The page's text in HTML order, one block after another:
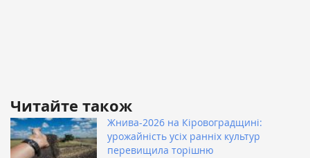
Читайте також
Жнива-2026 на Кіровоградщині:
урожайність усіх ранніх культур
перевищила торішню